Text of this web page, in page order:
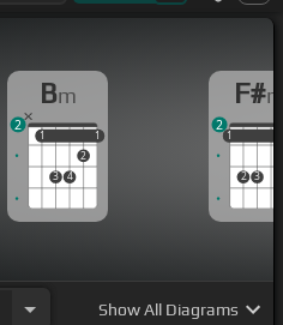
Bm
1
3 4
2
1
1 1
2
F#
1
2 3
1
2
ShowAll Diagrams